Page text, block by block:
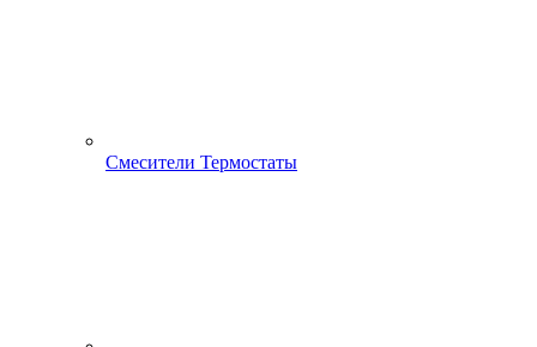
Смесители Термостаты